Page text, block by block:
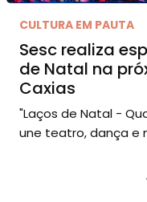
CULTURA EM PAUTA
Sesc realiza
de Natal na
Caxias
"Laços de Natal -
une teatro, dança e